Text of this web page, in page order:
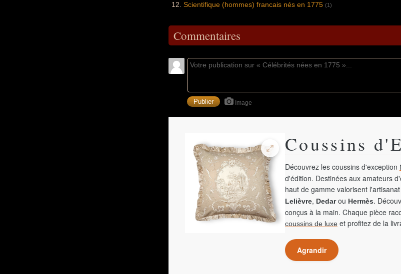
Scientifique (hommes) francais nés en 1775 (1)
Commentaires
Image
Coussins
Découvrez les coussins d'exception
d'édition. Destinées aux amateurs
haut de gamme valorisent
Lelièvre, Dedarou Hermès.
conçus à la main. Chaque pièce
coussins de luxe et profitez de la
Agrandir